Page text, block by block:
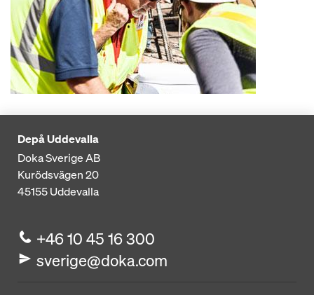
Depå Uddevalla
Doka Sverige AB
Kurödsvägen 20
45155Uddevalla
+46 10 45 16 300
sverige@doka.com